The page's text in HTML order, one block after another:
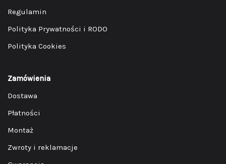
Regulamin
Polityka Prywatności i RODO
Polityka Cookies
Zamówienia
Dostawa
Płatności
Montaż
Zwroty i reklamacje